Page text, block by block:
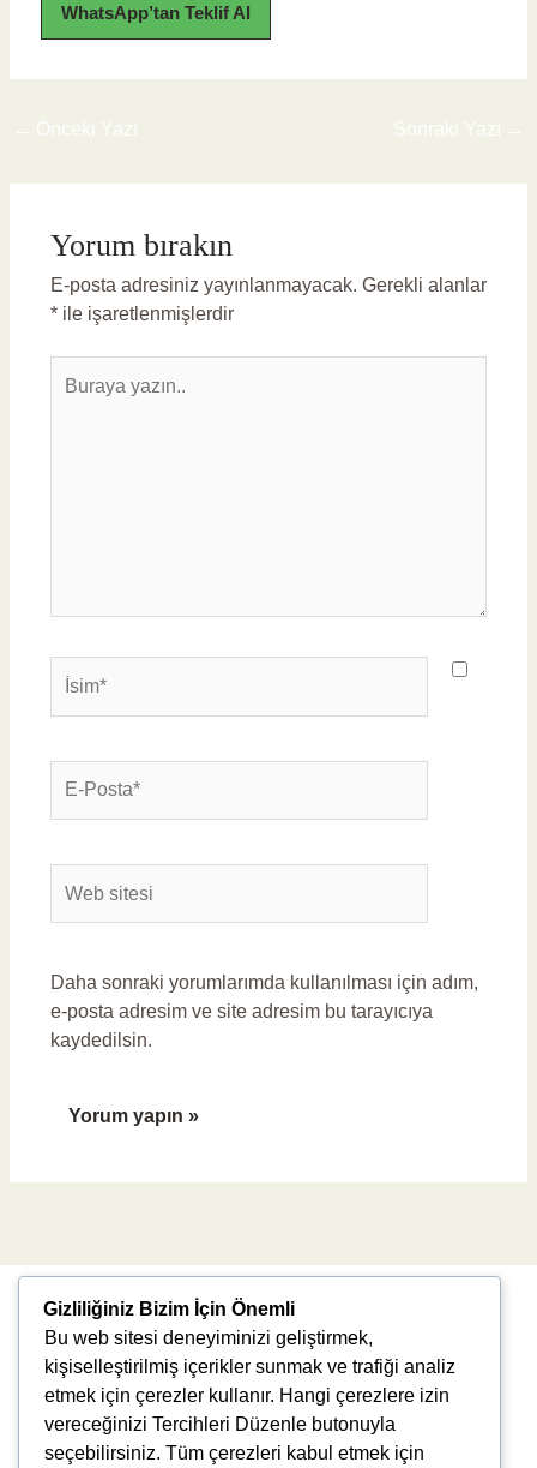
WhatsApp’tan Teklif Al
← Önceki Yazı Sonraki Yazı →
Yorum bırakın
E-posta adresiniz yayınlanmayacak. Gerekli alanlar
*ile işaretlenmişlerdir
yazın..
Posta*
sitesi
Daha sonraki yorumlarımda kullanılması için adım,
e-posta adresim ve site adresim bu tarayıcıya
kaydedilsin.
Uğur Mumcu, 8976. Sk., 35550 Çiğli/İzmir
info@vlbtech.com
Gizliliğiniz Bizim İçin Önemli
Bu web sitesi deneyiminizi geliştirmek,
kişiselleştirilmiş içerikler sunmak ve trafiği analiz
etmek için çerezler kullanır. Hangi çerezlere izin
vereceğinizi Tercihleri Düzenle butonuyla
seçebilirsiniz. Tüm çerezleri kabul etmek için